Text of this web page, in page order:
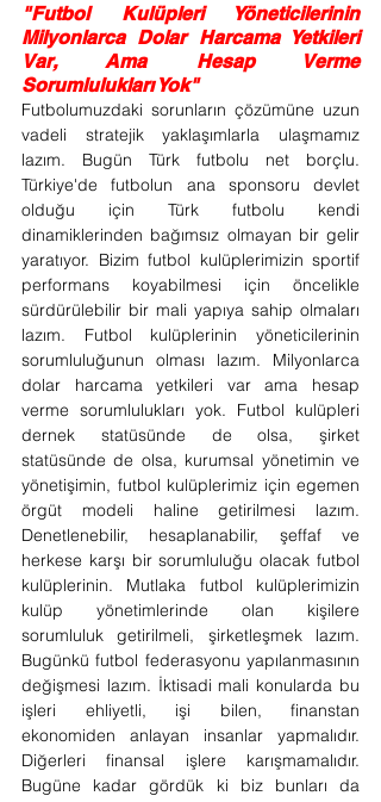
"Futbol Kulüpleri Yöneticilerinin
Milyonlarca Dolar Harcama Yetkileri
Var, Ama Hesap Verme
Sorumlulukları Yok"
Futbolumuzdaki sorunların çözümüne uzun
vadeli stratejik yaklaşımlarla ulaşmamız
lazım. Bugün Türk futbolu net borçlu.
Türkiye'de futbolun ana sponsoru devlet
olduğu için Türk futbolu kendi
dinamiklerinden bağımsız olmayan bir gelir
yaratıyor. Bizim futbol kulüplerimizin sportif
performans koyabilmesi için öncelikle
sürdürülebilir bir mali yapıya sahip olmaları
lazım. Futbol kulüplerinin yöneticilerinin
sorumluluğunun olması lazım. Milyonlarca
dolar harcama yetkileri var ama hesap
verme sorumlulukları yok. Futbol kulüpleri
dernek statüsünde de olsa, şirket
statüsünde de olsa, kurumsal yönetimin ve
yönetişimin, futbol kulüplerimiz için egemen
örgüt modeli haline getirilmesi lazım.
Denetlenebilir, hesaplanabilir, şeffaf ve
herkese karşı bir sorumluluğu olacak futbol
kulüplerinin. Mutlaka futbol kulüplerimizin
kulüp yönetimlerinde olan kişilere
sorumluluk getirilmeli, şirketleşmek lazım.
Bugünkü futbol federasyonu yapılanmasının
değişmesi lazım. İktisadi mali konularda bu
işleri ehliyetli, işi bilen, finanstan
ekonomiden anlayan insanlar yapmalıdır.
Diğerleri finansal işlere karışmamalıdır.
Bugüne kadar gördük ki biz bunları da